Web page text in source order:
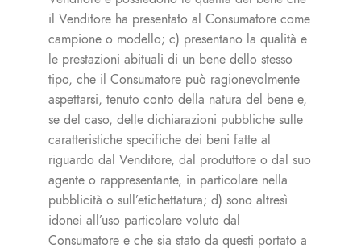
il Venditore ha presentato al Consumatore come
campione o modello; c) presentano la qualità e
le prestazioni abituali di un bene dello stesso
tipo, che il Consumatore può ragionevolmente
aspettarsi, tenuto conto della natura del bene e,
se del caso, delle dichiarazioni pubbliche sulle
caratteristiche specifiche dei beni fatte al
riguardo dal Venditore, dal produttore o dal suo
agente o rappresentante, in particolare nella
pubblicità o sull’etichettatura; d) sono altresì
idonei all’uso particolare voluto dal
Consumatore e che sia stato da questi portato a